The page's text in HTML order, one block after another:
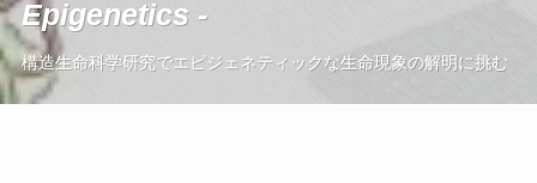
Epigenetics -
構造生命科学研究でエピジェネティックな生命現象の解明に挑む
Epigenetics -
構造生命科学研究でエピジェネティックな生命現象の解明に挑む
Epigenetics -
構造生命科学研究でエピジェネティックな生命現象の解明に挑む